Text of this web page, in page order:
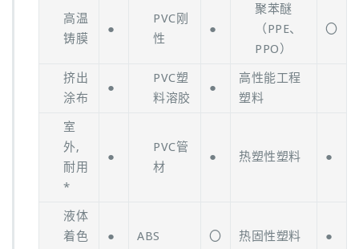
高温
铸膜
●
PVC刚
性
●
聚苯醚
（PPE、
PPO）
〇
挤出
涂布
●
PVC塑
料溶胶
●
高性能工程
塑料
室
外,
耐用
*
●
PVC管
材
● 热塑性塑料 ●
液体
着色
● ABS 〇 热固性塑料 ●